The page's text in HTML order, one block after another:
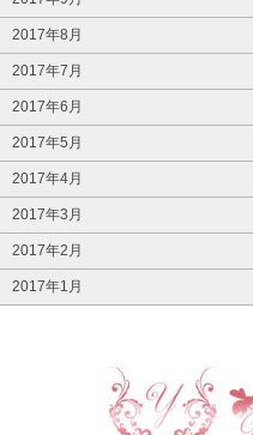
2017年8月
2017年7月
2017年6月
2017年5月
2017年4月
2017年3月
2017年2月
2017年1月